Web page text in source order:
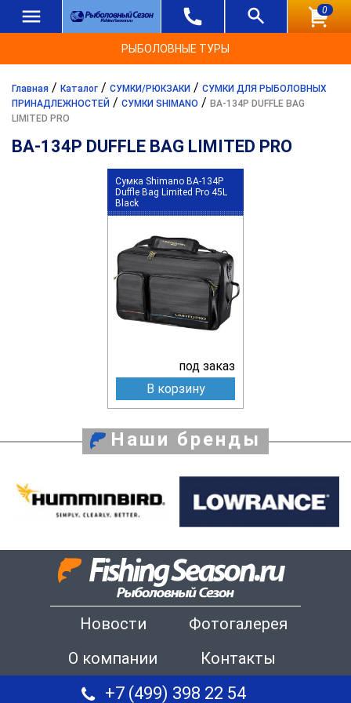
0
РЫБОЛОВНЫЕ ТУРЫ
Главная / Каталог / СУМКИ/РЮКЗАКИ / СУМКИ ДЛЯ РЫБОЛОВНЫХ
ПРИНАДЛЕЖНОСТЕЙ / СУМКИ SHIMANO / BA-134P DUFFLE BAG
LIMITED PRO
BA-134P DUFFLE BAG LIMITED PRO
Сумка Shimano BA-134P
Duffle Bag Limited Pro 45L
Black
под заказ
В корзину
Наши бренды
Новости
Фотогалерея
О компании
Контакты
+7 (499) 398 22 54